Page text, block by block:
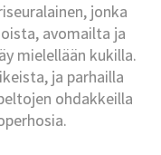
jonka
avomailta ja
mielellään kukilla.
ja parhailla
ohdakkeilla